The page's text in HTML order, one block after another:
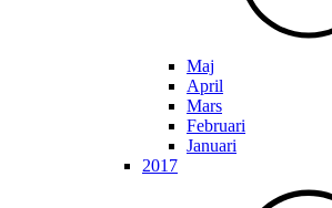
Maj
April
Mars
Februari
Januari
2017